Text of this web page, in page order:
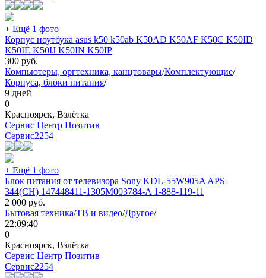
+ Ещё 1 фото
Корпус ноутбука asus k50 k50ab K50AD K50AF K50C K50ID
K50IE K50IJ K50IN K50IP
300 руб.
Компьютеры, оргтехника, канцтовары/Комплектующие/
Корпуса, блоки питания/
9 дней
0
Красноярск, Взлётка
Сервис Центр Позитив
Сервис2254
+ Ещё 1 фото
Блок питания от телевизора Sony KDL-55W905A APS-
344(CH) 147448411-1305M003784-A 1-888-119-11
2 000 руб.
Бытовая техника/ТВ и видео/Другое/
22:09:40
0
Красноярск, Взлётка
Сервис Центр Позитив
Сервис2254